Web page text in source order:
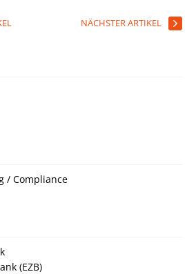
NÄCHSTER ARTIKEL
/ Compliance
(EZB)